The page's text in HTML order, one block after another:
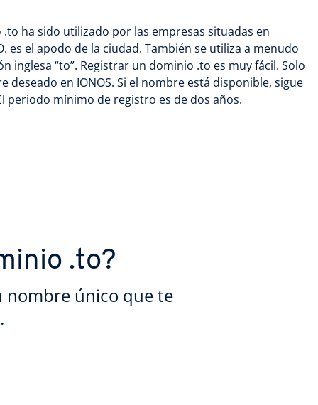
ha sido utilizado por las empresas situadas en
es el apodo de la ciudad. También se utiliza a menudo
inglesa “to”. Registrar un dominio .to es muy fácil. Solo
deseado en IONOS. Si el nombre está disponible, sigue
periodo mínimo de registro es de dos años.
.to?
nombre único que te